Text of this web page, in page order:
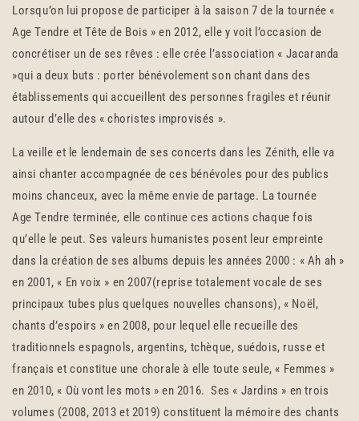
Lorsqu’on lui propose de participer à la saison 7 de la tournée «
Age Tendre et Tête de Bois » en 2012, elle y voit l’occasion de
concrétiser un de ses rêves : elle crée l’association « Jacaranda
»qui a deux buts : porter bénévolement son chant dans des
établissements qui accueillent des personnes fragiles et réunir
autour d’elle des « choristes improvisés ».
La veille et le lendemain de ses concerts dans les Zénith, elle va
ainsi chanter accompagnée de ces bénévoles pour des publics
moins chanceux, avec la même envie de partage. La tournée
Age Tendre terminée, elle continue ces actions chaque fois
qu’elle le peut. Ses valeurs humanistes posent leur empreinte
dans la création de ses albums depuis les années 2000 : « Ah ah »
en 2001, « En voix » en 2007(reprise totalement vocale de ses
principaux tubes plus quelques nouvelles chansons), « Noël,
chants d’espoirs » en 2008, pour lequel elle recueille des
traditionnels espagnols, argentins, tchèque, suédois, russe et
français et constitue une chorale à elle toute seule, « Femmes »
en 2010, « Où vont les mots » en 2016. Ses « Jardins » en trois
volumes (2008, 2013 et 2019) constituent la mémoire des chants